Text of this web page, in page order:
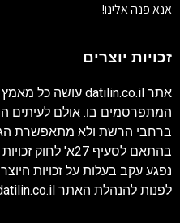
אנא פנה אלינו!
זכויות יוצרים
אתר datilin.co.il עושה כל מאמץ
המתפרסמים בו. אולם לעיתים
ברחבי הרשת ולא מתאפשרת
בהתאם לסעיף 27א'
נפגע עקב בעלות על זכויות
לפנות להנהלת האתר